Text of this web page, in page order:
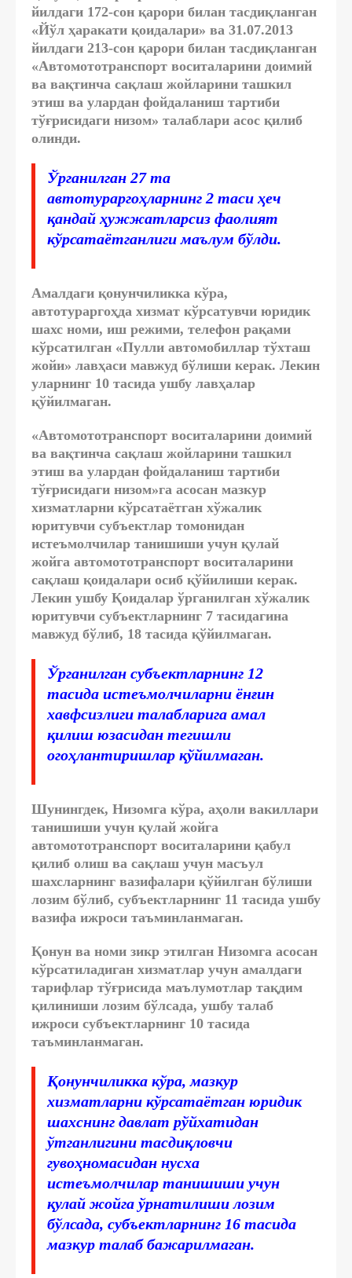
йилдаги 172-сон қарори билан тасдиқланган
«Йўл ҳаракати қоидалари» ва 31.07.2013
йилдаги 213-сон қарори билан тасдиқланган
«Автомототранспорт воситаларини доимий
ва вақтинча сақлаш жойларини ташкил
этиш ва улардан фойдаланиш тартиби
тўғрисидаги низом» талаблари асос қилиб
олинди.
Ўрганилган 27 та
автотураргоҳларнинг 2 таси ҳеч
қандай ҳужжатларсиз фаолият
кўрсатаётганлиги маълум бўлди.
Амалдаги қонунчиликка кўра,
автотураргоҳда хизмат кўрсатувчи юридик
шахс номи, иш режими, телефон рақами
кўрсатилган «Пулли автомобиллар тўхташ
жойи» лавҳаси мавжуд бўлиши керак. Лекин
уларнинг 10 тасида ушбу лавҳалар
қўйилмаган.
«Автомототранспорт воситаларини доимий
ва вақтинча сақлаш жойларини ташкил
этиш ва улардан фойдаланиш тартиби
тўғрисидаги низом»га асосан мазкур
хизматларни кўрсатаётган хўжалик
юритувчи субъектлар томонидан
истеъмолчилар танишиши учун қулай
жойга автомототранспорт воситаларини
сақлаш қоидалари осиб қўйилиши керак.
Лекин ушбу Қоидалар ўрганилган хўжалик
юритувчи субъектларнинг 7 тасидагина
мавжуд бўлиб, 18 тасида қўйилмаган.
Ўрганилган субъектларнинг 12
тасида истеъмолчиларни ёнғин
хавфсизлиги талабларига амал
қилиш юзасидан тегишли
огоҳлантиришлар қўйилмаган.
Шунингдек, Низомга кўра, аҳоли вакиллари
танишиши учун қулай жойга
автомототранспорт воситаларини қабул
қилиб олиш ва сақлаш учун масъул
шахсларнинг вазифалари қўйилган бўлиши
лозим бўлиб, субъектларнинг 11 тасида ушбу
вазифа ижроси таъминланмаган.
Қонун ва номи зикр этилган Низомга асосан
кўрсатиладиган хизматлар учун амалдаги
тарифлар тўғрисида маълумотлар тақдим
қилиниши лозим бўлсада, ушбу талаб
ижроси субъектларнинг 10 тасида
таъминланмаган.
Қонунчиликка кўра, мазкур
хизматларни кўрсатаётган юридик
шахснинг давлат рўйхатидан
ўтганлигини тасдиқловчи
гувоҳномасидан нусха
истеъмолчилар танишиши учун
қулай жойга ўрнатилиши лозим
бўлсада, субъектларнинг 16 тасида
мазкур талаб бажарилмаган.